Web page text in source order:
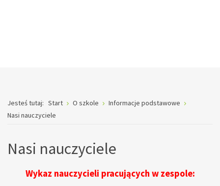
Jesteś tutaj: Start O szkole
Informacje podstawowe
Nasi nauczyciele
Nasi nauczyciele
Wykaz nauczycieli pracujących w zespole: